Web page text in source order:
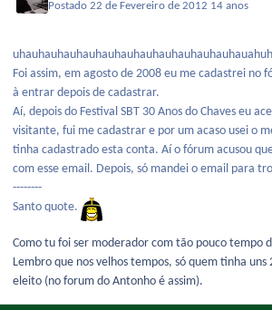
Postado22 de Fevereiro de 2012 14 anos
Foi assim, em agosto de 2008 eu me cadastrei no
à entrar depois de cadastrar.
Aí, depois do Festival SBT 30 Anos do Chaves eu
visitante, fui me cadastrar e por um acaso usei o
tinha cadastrado esta conta. Aí o fórum acusou
com esse email. Depois, só mandei o email para
--------
Santo quote.
Como tu foi ser moderador com tão pouco tempo
Lembro que nos velhos tempos, só quem tinha uns
eleito (no forum do Antonho é assim).